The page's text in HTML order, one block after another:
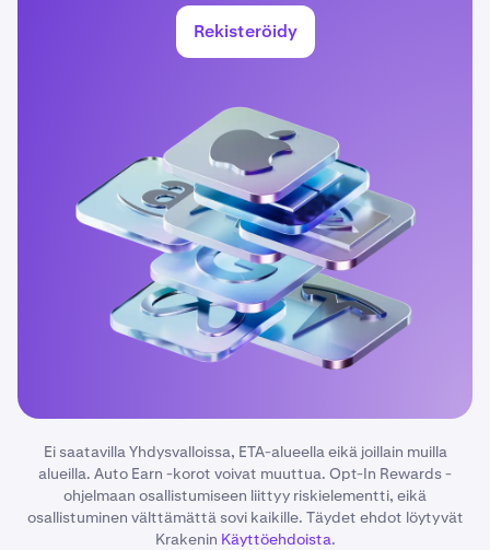
Rekisteröidy
Ei saatavilla Yhdysvalloissa, ETA-alueella eikä joillain muilla
alueilla. Auto Earn -korot voivat muuttua. Opt-In Rewards -
ohjelmaan osallistumiseen liittyy riskielementti, eikä
osallistuminen välttämättä sovi kaikille. Täydet ehdot löytyvät
Krakenin Käyttöehdoista.